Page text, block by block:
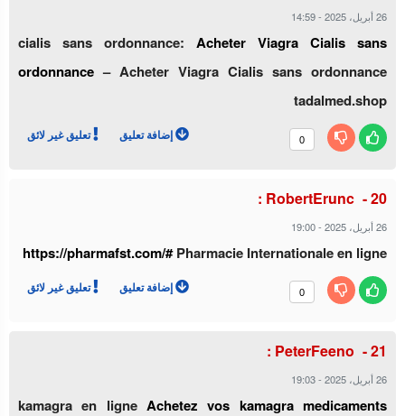
26 أبريل، 2025 -
14:59
cialis sans ordonnance: Acheter Viagra Cialis sans
ordonnance – Acheter Viagra Cialis sans ordonnance
tadalmed.shop
0 إضافة تعليق تعليق غير لائق
RobertErunc :
26 أبريل، 2025 -
19:00
https://pharmafst.com/#Pharmacie Internationale en ligne
0 إضافة تعليق تعليق غير لائق
PeterFeeno :
26 أبريل، 2025 -
19:03
kamagra en ligne Achetez vos kamagra medicaments